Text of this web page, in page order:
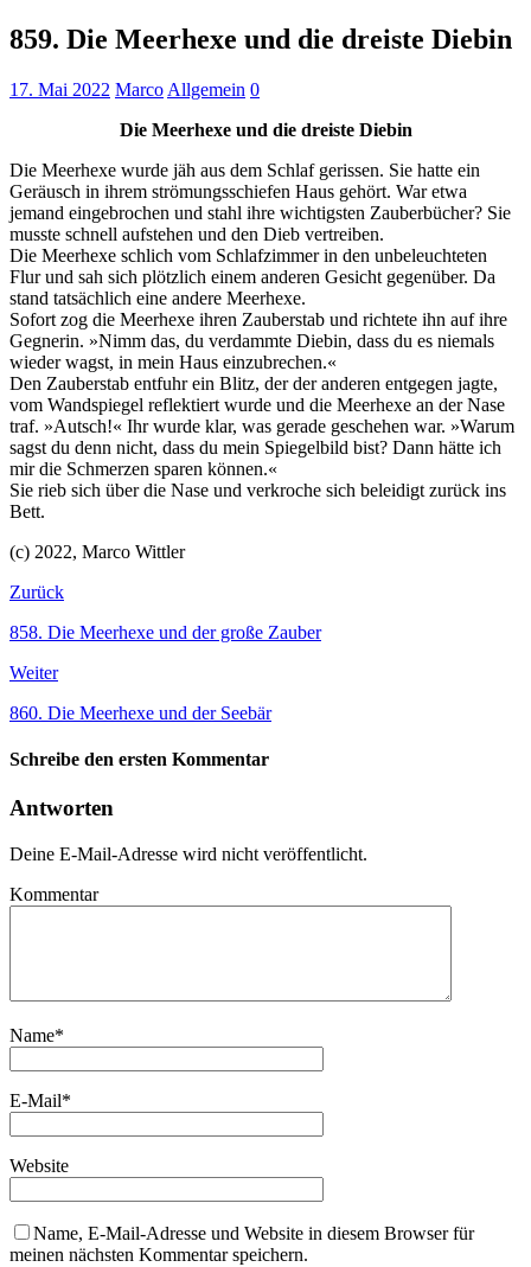
859. Die Meerhexe und die dreiste Diebin
17. Mai 2022 Marco Allgemein 0
Die Meerhexe und die dreiste Diebin
Die Meerhexe wurde jäh aus dem Schlaf gerissen. Sie hatte ein
Geräusch in ihrem strömungsschiefen Haus gehört. War etwa
jemand eingebrochen und stahl ihre wichtigsten Zauberbücher? Sie
musste schnell aufstehen und den Dieb vertreiben.
Die Meerhexe schlich vom Schlafzimmer in den unbeleuchteten
Flur und sah sich plötzlich einem anderen Gesicht gegenüber. Da
stand tatsächlich eine andere Meerhexe.
Sofort zog die Meerhexe ihren Zauberstab und richtete ihn auf ihre
Gegnerin. »Nimm das, du verdammte Diebin, dass du es niemals
wieder wagst, in mein Haus einzubrechen.«
Den Zauberstab entfuhr ein Blitz, der der anderen entgegen jagte,
vom Wandspiegel reflektiert wurde und die Meerhexe an der Nase
traf. »Autsch!« Ihr wurde klar, was gerade geschehen war. »Warum
sagst du denn nicht, dass du mein Spiegelbild bist? Dann hätte ich
mir die Schmerzen sparen können.«
Sie rieb sich über die Nase und verkroche sich beleidigt zurück ins
Bett.
(c) 2022, Marco Wittler
Zurück
858. Die Meerhexe und der große Zauber
Weiter
860. Die Meerhexe und der Seebär
Schreibe den ersten Kommentar
Antworten
Deine E-Mail-Adresse wird nicht veröffentlicht.
Kommentar
Name*
E-Mail*
Website
Name, E-Mail-Adresse und Website in diesem Browser für
meinen nächsten Kommentar speichern.